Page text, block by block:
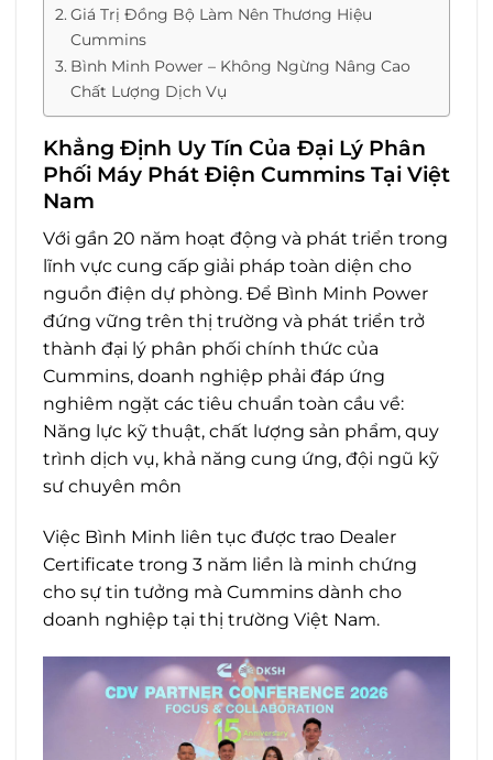
Giá Trị Đồng Bộ Làm Nên Thương Hiệu
Cummins
Bình Minh Power – Không Ngừng Nâng Cao
Chất Lượng Dịch Vụ
Khẳng Định Uy Tín Của Đại Lý Phân
Phối Máy Phát Điện Cummins Tại Việt
Nam
Với gần 20 năm hoạt động và phát triển trong
lĩnh vực cung cấp giải pháp toàn diện cho
nguồn điện dự phòng. Để Bình Minh Power
đứng vững trên thị trường và phát triển trở
thành đại lý phân phối chính thức của
Cummins, doanh nghiệp phải đáp ứng
nghiêm ngặt các tiêu chuẩn toàn cầu về:
Năng lực kỹ thuật, chất lượng sản phẩm, quy
trình dịch vụ, khả năng cung ứng, đội ngũ kỹ
sư chuyên môn
Việc Bình Minh liên tục được trao Dealer
Certificate trong 3 năm liền là minh chứng
cho sự tin tưởng mà Cummins dành cho
doanh nghiệp tại thị trường Việt Nam.